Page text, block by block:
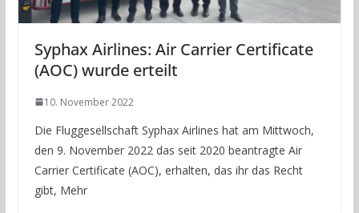
Syphax Airlines: Air Carrier Certificate
(AOC) wurde erteilt
10. November 2022
Die Fluggesellschaft Syphax Airlines hat am Mittwoch,
den 9. November 2022 das seit 2020 beantragte Air
Carrier Certificate (AOC), erhalten, das ihr das Recht
gibt, Mehr